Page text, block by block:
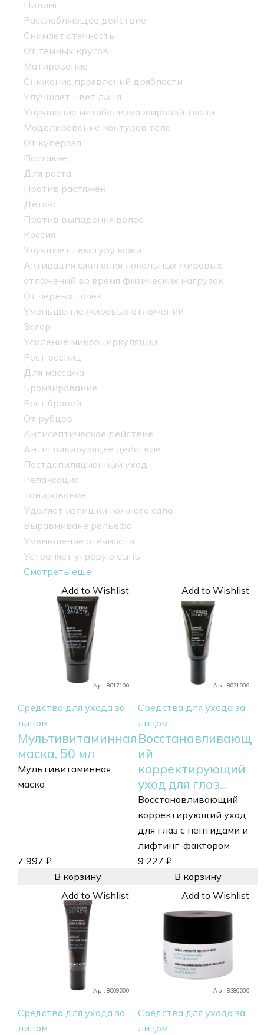
Пилинг
Расслабляющее действие
Снимает отечность
От темных кругов
Матирование
Снижение проявлений дряблости
Улучшает цвет лица
Улучшение метаболизма жировой ткани
Моделирование контуров тела
От купероза
Постакне
Для роста
Против растяжек
Детокс
Против выпадения волос
Россия
Улучшает текстуру кожи
Активация сжигания локальных жировых
отложений во время физических нагрузок
От черных точек
Уменьшение жировых отложений
Загар
Усиление микроциркуляции
Рост ресниц
Для массажа
Бронзирование
Рост бровей
От рубцов
Антисептическое действие
Антигликирующее действие
Постдепиляционный уход
Релаксация
Тонирование
Удаляет излишки кожного сала
Выравниване рельефа
Уменьшение отечности
Устраняет угревую сыпь
Смотреть еще
Арт. 8017100
Add to Wishlist
Средства для ухода за
лицом
Мультивитаминная
маска, 50 мл
Мультивитаминная
маска
7 997 ₽
В корзину
Арт. 8021000
Add to Wishlist
Средства для ухода за
лицом
Восстанавливающ
ий
корректирующий
уход для глаз...
Восстанавливающий
корректирующий уход
для глаз с пептидами и
лифтинг-фактором
9 227 ₽
В корзину
Арт. 8009000
Add to Wishlist
Средства для ухода за
лицом
Арт. 8380000
Add to Wishlist
Средства для ухода за
лицом